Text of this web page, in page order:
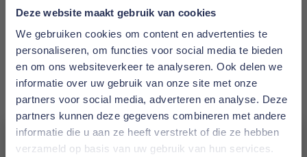
Deze website maakt gebruik van cookies
We gebruiken cookies om content en advertenties te
personaliseren, om functies voor social media te bieden
en om ons websiteverkeer te analyseren. Ook delen we
informatie over uw gebruik van onze site met onze
partners voor social media, adverteren en analyse. Deze
partners kunnen deze gegevens combineren met andere
informatie die u aan ze heeft verstrekt of die ze hebben
verzameld op basis van uw gebruik van hun services.
Vulling:100% Canadees ganzendons
Tijk:100% katoenen nano-batist, peach skin
finish
Eigenschappen:warm, isolerend, luxe comfort
Wasbaar:tot 60°C
Meer informatie